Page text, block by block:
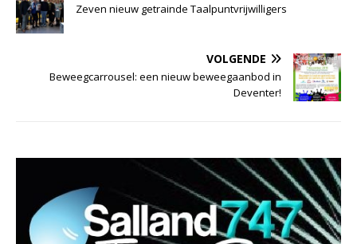
Zeven nieuw getrainde Taalpuntvrijwilligers
VOLGENDE
Beweegcarrousel: een nieuw beweegaanbod in
Deventer!